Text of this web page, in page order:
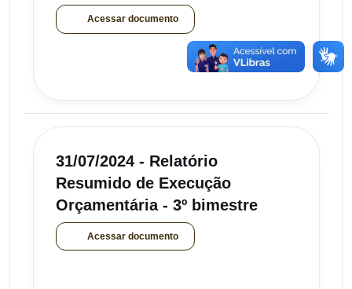
Acessar documento
31/07/2024 - Relatório
Resumido de Execução
Orçamentária - 3º bimestre
Acessar documento